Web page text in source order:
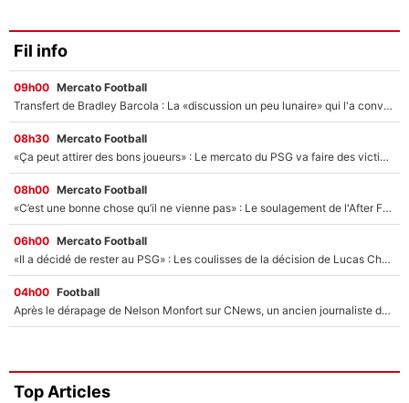
Fil info
09h00 Mercato Football
Transfert de Bradley Barcola : La «discussion un peu lunaire» qui l'a convaincu de quitter le PSG, son entourage est pointé du doigt
08h30 Mercato Football
«Ça peut attirer des bons joueurs» : Le mercato du PSG va faire des victimes dans l'effectif de Luis Enrique ?
08h00 Mercato Football
«C’est une bonne chose qu’il ne vienne pas» : Le soulagement de l'After Foot après le transfert avorté de Yan Diomandé au PSG
06h00 Mercato Football
«Il a décidé de rester au PSG» : Les coulisses de la décision de Lucas Chevalier pour son transfert
04h00 Football
Après le dérapage de Nelson Monfort sur CNews, un ancien journaliste de France Télévisions relance la polémique sur les incendies en Gironde
Top Articles